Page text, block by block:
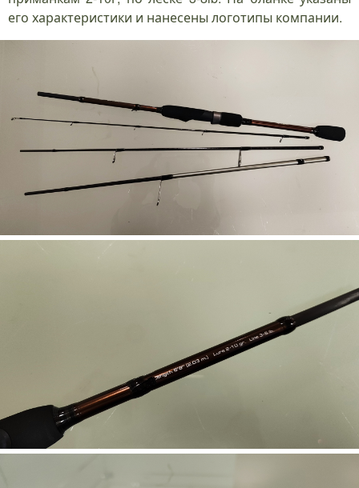
его характеристики и нанесены логотипы компании.